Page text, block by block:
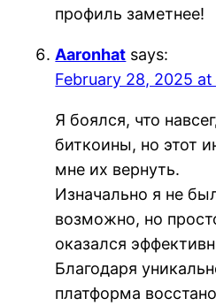
профиль заметнее!
Aaronhat says:
February 28, 2025 at
Я боялся, что
биткоины, но этот
мне их вернуть.
Изначально я не
возможно, но
оказался
Благодаря
платформа